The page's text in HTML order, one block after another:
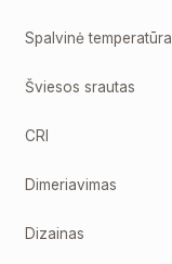
Spalvinė temperatūra
Šviesos srautas
CRI
Dimeriavimas
Dizainas